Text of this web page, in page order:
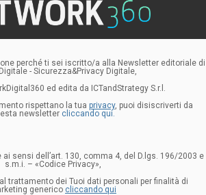
perché ti sei iscritto/a alla Newsletter editoriale di
- Sicurezza&Privacy Digitale,
ed edita da ICTandStrategy S.r.l.
rispettano la tua privacy, puoi disiscriverti da
newsletter cliccando qui.
sensi dell’art. 130, comma 4, del D.lgs. 196/2003 e
s.m.i. – «Codice Privacy»,
trattamento dei Tuoi dati personali per finalità di
generico cliccando qui